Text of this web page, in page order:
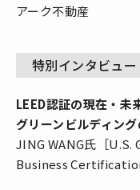
アーク不動産
特別インタビュー
LEED認証の現在・未
グリーンビルディン
JING WANG氏［
Business